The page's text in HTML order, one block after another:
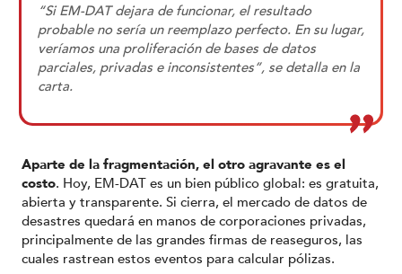
“Si EM-DAT dejara de funcionar, el resultado
probable no sería un reemplazo perfecto. En su lugar,
veríamos una proliferación de bases de datos
parciales, privadas e inconsistentes”, se detalla en la
carta.
Aparte de la fragmentación, el otro agravante es el
costo. Hoy, EM-DAT es un bien público global: es gratuita,
abierta y transparente. Si cierra, el mercado de datos de
desastres quedará en manos de corporaciones privadas,
principalmente de las grandes firmas de reaseguros, las
cuales rastrean estos eventos para calcular pólizas.